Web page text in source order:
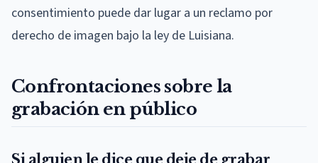
consentimiento puede dar lugar a un reclamo por
derecho de imagen bajo la ley de Luisiana.
Confrontaciones sobre la
grabación en público
Si alguien le dice que deje de grabar